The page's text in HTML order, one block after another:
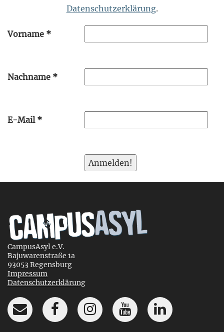
Datenschutzerklärung.
Vorname *
Nachname *
E-Mail *
CampusAsyl e.V.
Bajuwarenstraße 1a
93053 Regensburg
Impressum
Datenschutzerklärung